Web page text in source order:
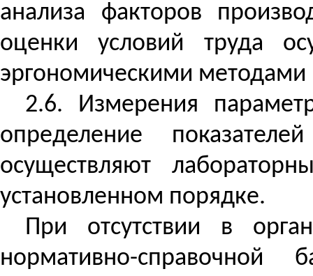
анализа факторов
оценки условий труда
эргономическими методами
2.6. Измерения
определение
осуществляют
установленном порядке.
При отсутствии в
нормативно-